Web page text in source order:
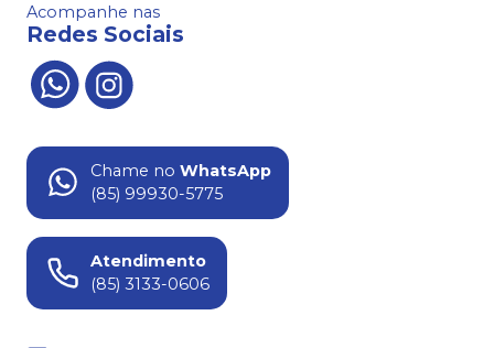
Acompanhe nas
Redes Sociais
Chame no WhatsApp
(85) 99930-5775
Atendimento
(85) 3133-0606